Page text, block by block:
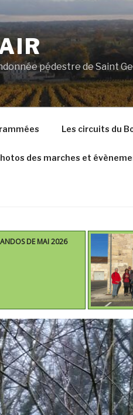
pédestre de Saint
Les circuits du
des marches et
DE MAI 2026